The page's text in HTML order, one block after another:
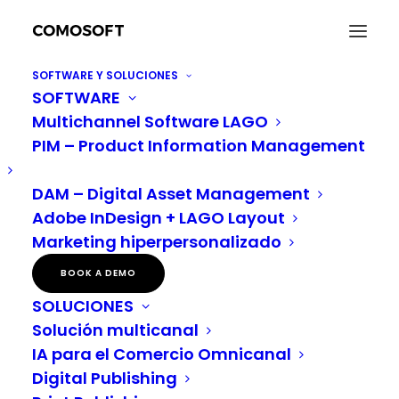
SOFTWARE Y SOLUCIONES
SOFTWARE
Multichannel Software LAGO
PIM – Product Information Management
DAM – Digital Asset Management
Adobe InDesign + LAGO Layout
Marketing hiperpersonalizado
BOOK A DEMO
SOLUCIONES
Solución multicanal
IA para el Comercio Omnicanal
Digital Publishing
Gestión exitosa de contenidos omnicanal con
LAGO
Home
Novedades
Gestión exitosa de contenidos
omnicanal con LAGO
¿Cómo se puede convencer a un cliente para que
compre un producto después de que haya
abandonado su cesta de la compra